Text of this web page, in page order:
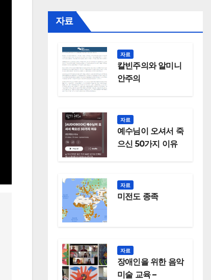
자료
자료
칼빈주의와 알미니
안주의
자료
예수님이 오셔서 죽
으신 50가지 이유
자료
미전도 종족
자료
장애인을 위한 음악
미술 교육 –